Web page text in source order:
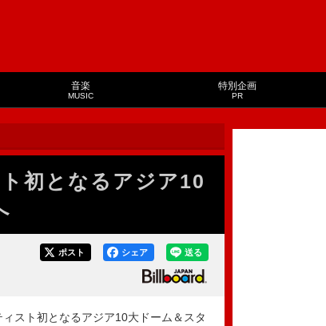
音楽
MUSIC
特別企画
PR
初となるアジア10
送る
シェア
ポスト
スト初となるアジア10大ドーム＆スタ